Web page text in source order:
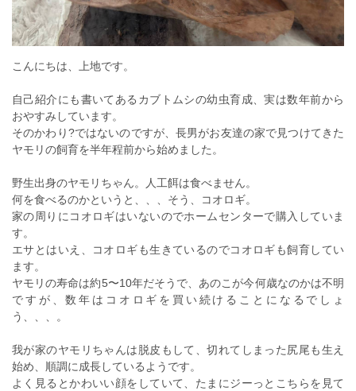
こんにちは、上地です。
自己紹介にも書いてあるカブトムシの幼虫育成、実は数年前から
おやすみしています。
そのかわり?ではないのですが、長男がお友達の家で見つけてきた
ヤモリの飼育を半年程前から始めました。
野生出身のヤモリちゃん。人工餌は食べません。
何を食べるのかというと、、、そう、コオロギ。
家の周りにコオロギはいないのでホームセンターで購入していま
す。
エサとはいえ、コオロギも生きているのでコオロギも飼育してい
ます。
ヤモリの寿命は約5〜10年だそうで、あのこが今何歳なのかは不明
ですが、数年はコオロギを買い続けることになるでしょ
う、、、。
我が家のヤモリちゃんは脱皮もして、切れてしまった尻尾も生え
始め、順調に成長しているようです。
よく見るとかわいい顔をしていて、たまにジーっとこちらを見て